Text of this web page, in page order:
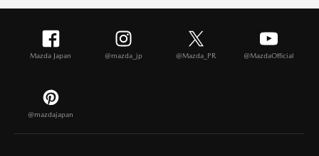
Mazda Japan @mazda_jp @Mazda_PR @MazdaOfficial
@mazdajapan